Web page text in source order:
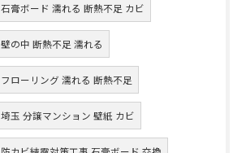
石膏ボード 濡れる 断熱不足 カビ
壁の中 断熱不足 濡れる
フローリング 濡れる 断熱不足
埼玉 分譲マンション 壁紙 カビ